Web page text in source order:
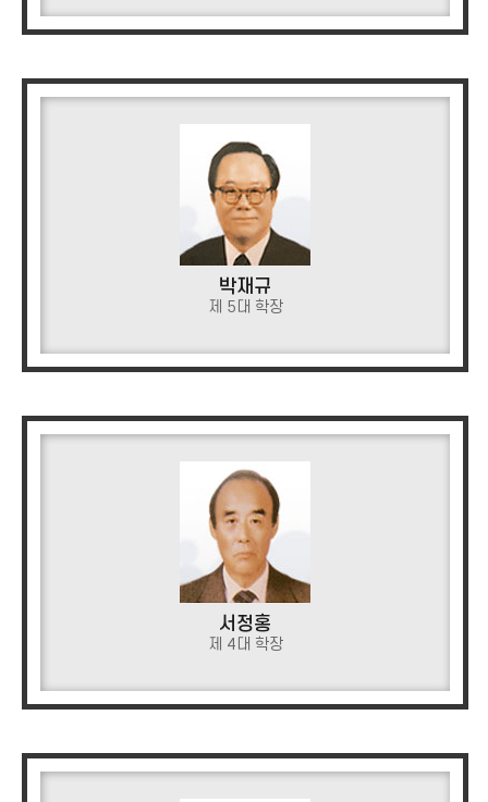
박재규
제 5대 학장
서정홍
제 4대 학장